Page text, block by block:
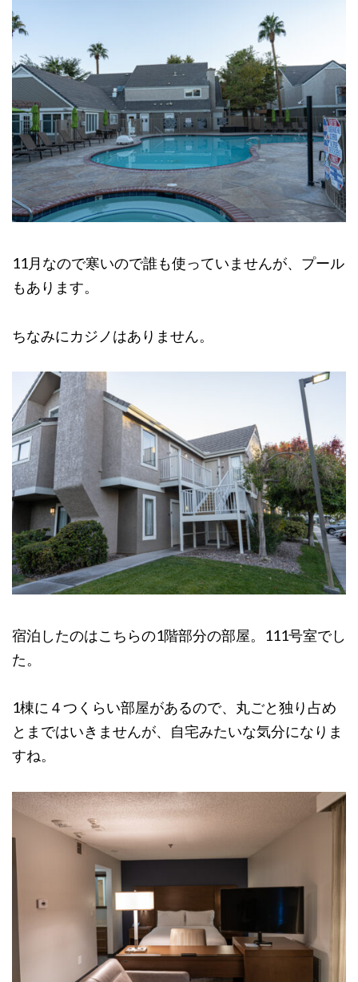
11月なので寒いので誰も使っていませんが、プール
もあります。
ちなみにカジノはありません。
宿泊したのはこちらの1階部分の部屋。111号室でし
た。
1棟に４つくらい部屋があるので、丸ごと独り占め
とまではいきませんが、自宅みたいな気分になりま
すね。